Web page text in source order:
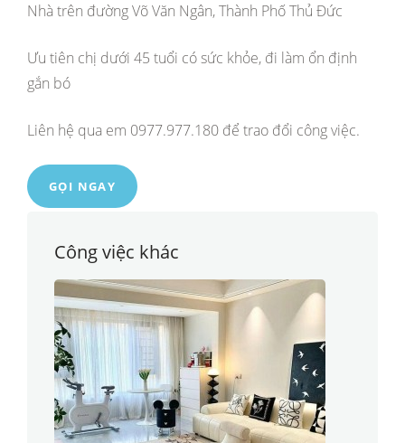
Nhà trên đường Võ Văn Ngân, Thành Phố Thủ Đức
Ưu tiên chị dưới 45 tuổi có sức khỏe, đi làm ổn định
gắn bó
Liên hệ qua em 0977.977.180 để trao đổi công việc.
GỌI NGAY
Công việc khác